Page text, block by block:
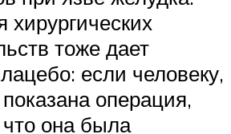
хирургических
тоже дает
если человеку,
операция,
она была